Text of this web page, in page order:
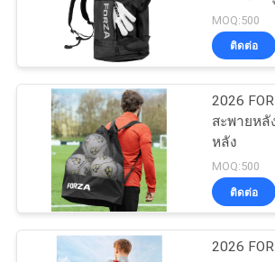
คุณภาพ
แผนผัง
เว็บไซต์
PRIVACY
POLICY
กระเป๋าใส่ EVA
กระเป๋าเก็บเงิน
MOQ:500
ติดต่อ
2026
สะพายหลั
หลัง
MOQ:500
ติดต่อ
2026